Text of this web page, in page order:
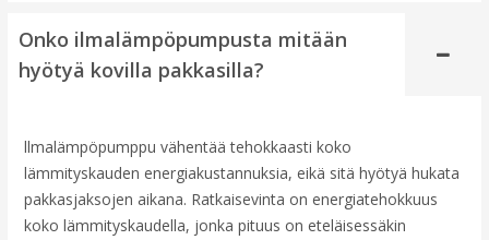
Onko ilmalämpöpumpusta mitään
hyötyä kovilla pakkasilla?
llmalämpöpumppu vähentää tehokkaasti koko
lämmityskauden energiakustannuksia, eikä sitä hyötyä hukata
pakkasjaksojen aikana. Ratkaisevinta on energiatehokkuus
koko lämmityskaudella, jonka pituus on eteläisessäkin